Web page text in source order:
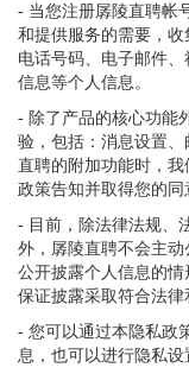
- 当您注册孱陵直聘帐
和提供服务的需要，
电话号码、电子邮件
信息等个人信息。
- 除了产品的核心功能
验，包括：消息设置
直聘的附加功能时，
政策告知并取得您的同
- 目前，除法律法规、
外，孱陵直聘不会主
公开披露个人信息的
保证披露采取符合法律
- 您可以通过本隐私政
息，也可以进行隐私